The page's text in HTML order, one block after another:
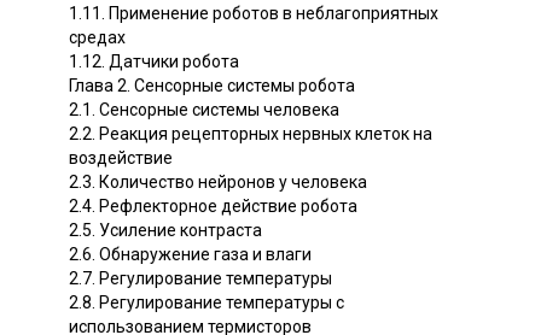
1.11. Применение роботов в неблагоприятных
средах
1.12. Датчики робота
Глава 2. Сенсорные системы робота
2.1. Сенсорные системы человека
2.2. Реакция рецепторных нервных клеток на
воздействие
2.3. Количество нейронов у человека
2.4. Рефлекторное действие робота
2.5. Усиление контраста
2.6. Обнаружение газа и влаги
2.7. Регулирование температуры
2.8. Регулирование температуры с
использованием термисторов